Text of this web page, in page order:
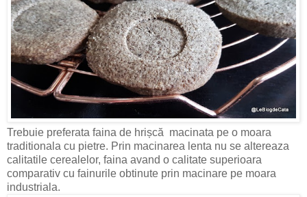
Trebuie preferata faina de hrișcă macinata pe o moara
traditionala cu pietre. Prin macinarea lenta nu se altereaza
calitatile cerealelor, faina avand o calitate superioara
comparativ cu fainurile obtinute prin macinare pe moara
industriala.